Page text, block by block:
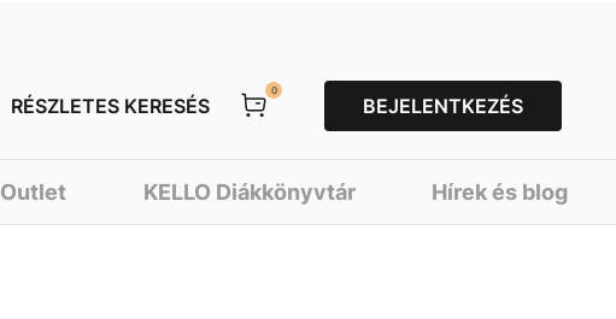
RÉSZLETES KERESÉS
0
BEJELENTKEZÉS
Outlet KELLO Diákkönyvtár Hírek és blog